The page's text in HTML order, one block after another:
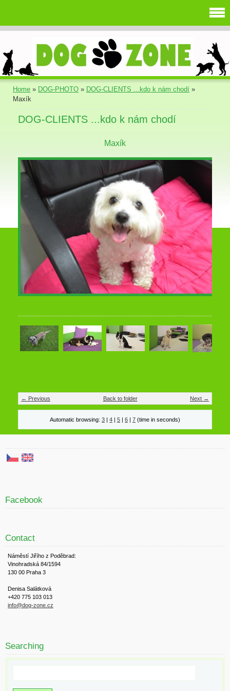
Home » DOG-PHOTO » DOG-CLIENTS ...kdo k nám chodí »
Maxík
DOG-CLIENTS ...kdo k nám chodí
Maxík
← Previous Next →
Back to folder
Automatic browsing: 3 | 4 | 5 | 6 | 7 (time in seconds)
Facebook
Contact
Náměstí Jiřího z Poděbrad:
Vinohradská 84/1594
130 00 Praha 3
Denisa Salátková
+420 775 103 013
info@dog-zone.cz
Searching